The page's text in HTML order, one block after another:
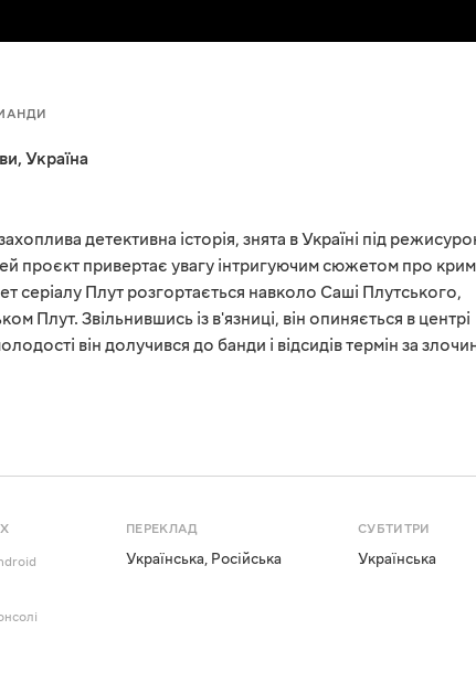
, Україна
детективна історія, знята в Україні під
проєкт привертає увагу інтригуючим сюжетом про
серіалу Плут розгортається навколо Саші Плутського,
Плут. Звільнившись із в'язниці, він опиняється в центрі
він долучився до банди і відсидів термін за
ПЕРЕКЛАД
Українська, Російська
СУБТИТРИ
Українська